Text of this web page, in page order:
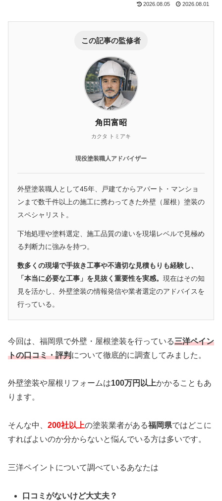
2026.08.05 2026.08.01
この記事の監修者
角田富昭
カクタ トミアキ
現役塗装職人アドバイザー
外壁塗装職人として45年、戸建てからアパート・マンショ
ンまで数千件以上の施工に携わってきた外壁（屋根）塗装の
スペシャリスト。
下地処理や塗料選定、施工品質の違いを現場レベルで見極め
る判断力に強みを持つ。
数多くの現場で手抜き工事や不適切な見積もりも経験し、
「本当に必要な工事」を見抜く重要性を実感。 現在はその知
見を活かし、外壁塗装の情報発信や業者選定のアドバイスを
行っている。
今回は、福岡県で外壁・屋根塗装を行っている三洋ペイン
トの口コミ・評判について徹底的に調査してみました。
外壁塗装や屋根リフォームは100万円以上かかることもあ
ります。
そんな中、 200社以上の塗装業者がある福岡県ではどこに
すればよいのか分からないと悩んでいる方は多いです。
三洋ペイントについて調べているあなたは
口コミがないけど大丈夫？